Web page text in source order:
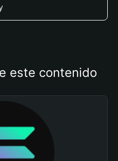
este contenido